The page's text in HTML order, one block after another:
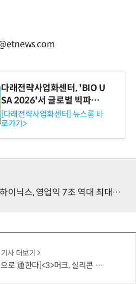
다래전략사업화센터, 'BIO U
SA 2026'서 글로벌 빅파마
와의 비즈니스 미팅 지원…K
-바이오 해외 진출 교두보 확
보
[다래전략사업화센터] 뉴스룸 바
로가기>
닉스, 영업익 7조 역대 최대실적
기사 더보기
머크, 실리콘 포토닉스 공략 개시…'신성장 동력 확보'